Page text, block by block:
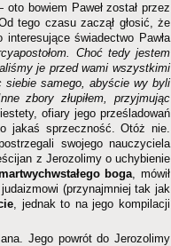
bowiem Paweł został przez
tego czasu zaczął głosić, że
świadectwo Pawła
Choć tedy jestem
je przed wami wszystkimi
siebie samego, abyście wy byli
zbory złupiłem, przyjmując
ofiary jego prześladowań
jakaś sprzeczność. Otóż nie.
swojego nauczyciela
z Jerozolimy o uchybienie
boga, mówił
(przynajmniej tak jak
, jednak to na jego kompilacji
Jego powrót do Jerozolimy